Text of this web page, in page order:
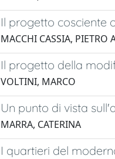
Il progetto cosciente
MACCHI CASSIA, PIETRO
Il progetto della
VOLTINI, MARCO
Un punto di vista
MARRA, CATERINA
I quartieri del